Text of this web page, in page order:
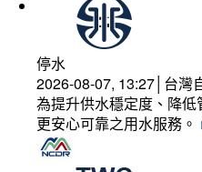
停水
2026-08-07, 13:27│台灣
為提升供水穩定度、降
更安心可靠之用水服務。